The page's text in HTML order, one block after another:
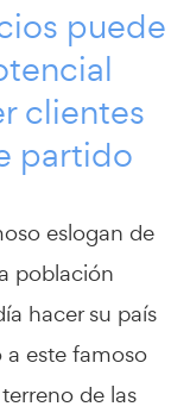
puede
clientes
partido
eslogan de
población
hacer su país
a este famoso
de las